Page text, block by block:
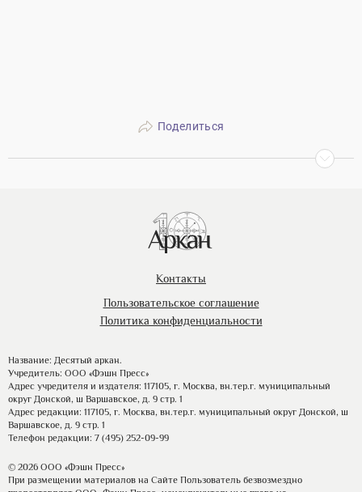
Поделиться
Контакты
Пользовательское соглашение
Политика конфиденциальности
Название: Десятый аркан.
Учредитель: ООО «Фэшн Пресс»
Адрес учредителя и издателя: 117105, г. Москва, вн.тер.г. муниципальный
округ Донской, ш Варшавское, д. 9 стр. 1
Адрес редакции: 117105, г. Москва, вн.тер.г. муниципальный округ Донской, ш
Варшавское, д. 9 стр. 1
Телефон редакции: 7 (495) 252-09-99
© 2026 ООО «Фэшн Пресс»
При размещении материалов на Сайте Пользователь безвозмездно